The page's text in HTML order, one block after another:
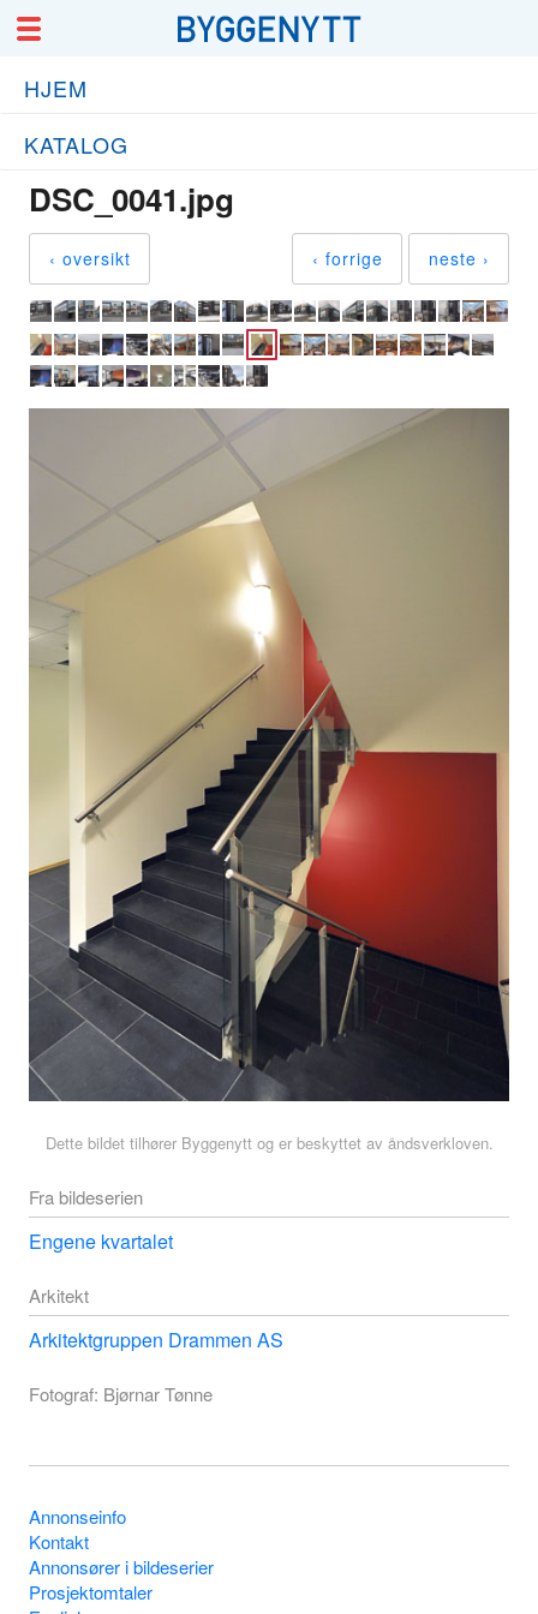
HJEM
KATALOG
DSC_0041.jpg
‹ oversikt ‹ forrige neste ›
Dette bildet tilhører Byggenytt og er beskyttet av åndsverkloven.
Fra bildeserien
Engene kvartalet
Arkitekt
Arkitektgruppen Drammen AS
Fotograf: Bjørnar Tønne
Annonseinfo
Kontakt
Annonsører i bildeserier
Prosjektomtaler